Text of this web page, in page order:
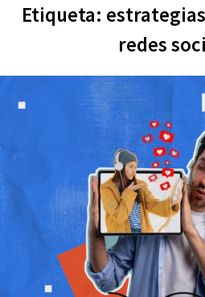
Etiqueta:
redes